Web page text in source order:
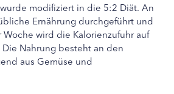
modifiziert in die 5:2 Diät. An
Ernährung durchgeführt und
Woche wird die Kalorienzufuhr auf
Nahrung besteht an den
aus Gemüse und